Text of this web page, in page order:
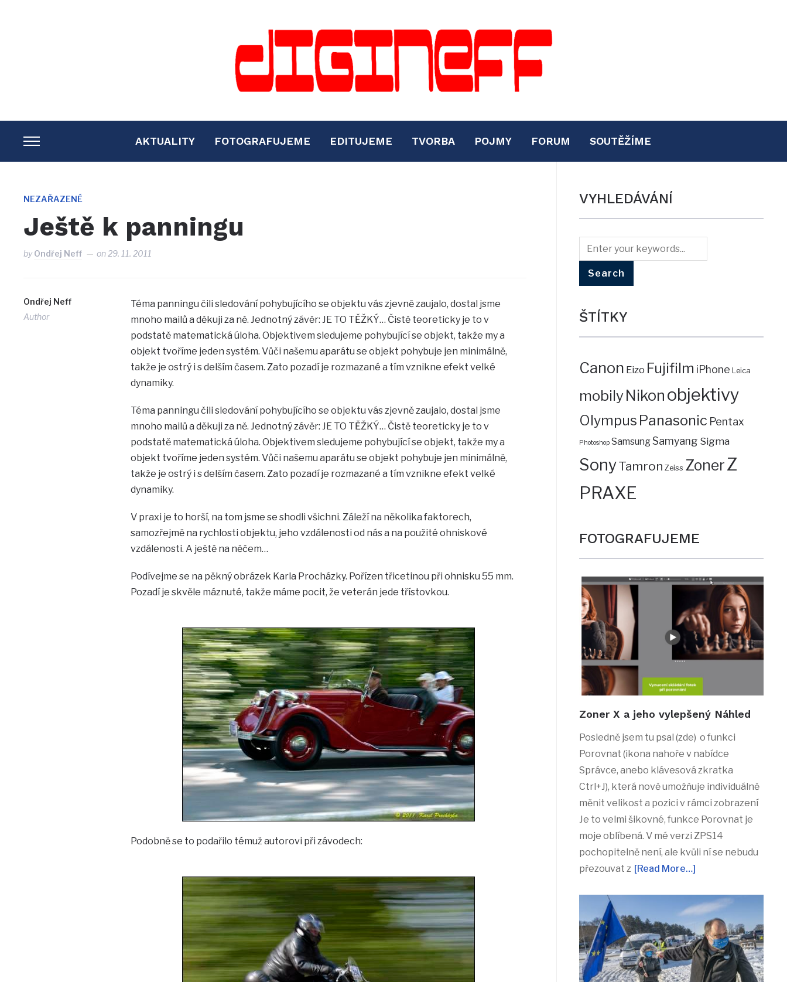
TOGGLE
SIDEBAR
NAVIGATION
AKTUALITY FOTOGRAFUJEME EDITUJEME TVORBA POJMY FORUM SOUTĚŽÍME
NEZAŘAZENÉ
Ještě k panningu
byOndřej Neff on29. 11. 2011
Ondřej Neff
Author
Téma panningu čili sledování pohybujícího se objektu vás zjevně zaujalo, dostal jsme
mnoho mailů a děkuji za ně. Jednotný závěr: JE TO TĚŽKÝ… Čistě teoreticky je to v
podstatě matematická úloha. Objektivem sledujeme pohybující se objekt, takže my a
objekt tvoříme jeden systém. Vůči našemu aparátu se objekt pohybuje jen minimálně,
takže je ostrý i s delším časem. Zato pozadí je rozmazané a tím vznikne efekt velké
dynamiky.
Téma panningu čili sledování pohybujícího se objektu vás zjevně zaujalo, dostal jsme
mnoho mailů a děkuji za ně. Jednotný závěr: JE TO TĚŽKÝ… Čistě teoreticky je to v
podstatě matematická úloha. Objektivem sledujeme pohybující se objekt, takže my a
objekt tvoříme jeden systém. Vůči našemu aparátu se objekt pohybuje jen minimálně,
takže je ostrý i s delším časem. Zato pozadí je rozmazané a tím vznikne efekt velké
dynamiky.
V praxi je to horší, na tom jsme se shodli všichni. Záleží na několika faktorech,
samozřejmě na rychlosti objektu, jeho vzdálenosti od nás a na použité ohniskové
vzdálenosti. A ještě na něčem…
Podívejme se na pěkný obrázek Karla Procházky. Pořízen třicetinou při ohnisku 55 mm.
Pozadí je skvěle máznuté, takže máme pocit, že veterán jede třístovkou.
Podobně se to podařilo témuž autorovi při závodech:
VYHLEDÁVÁNÍ
ŠTÍTKY
Canon Eizo Fujifilm iPhone Leica
mobilyNikon objektivy
Olympus Panasonic Pentax
Photoshop SamsungSamyang Sigma
SonyTamron Zeiss ZonerZ
PRAXE
FOTOGRAFUJEME
Zoner X a jeho vylepšený Náhled
Posledně jsem tu psal (zde) o funkci
Porovnat (ikona nahoře v nabídce
Správce, anebo klávesová zkratka
Ctrl+J), která nově umožňuje individuálně
měnit velikost a pozici v rámci zobrazení
Je to velmi šikovné, funkce Porovnat je
moje oblíbená. V mé verzi ZPS14
pochopitelně není, ale kvůli ní se nebudu
přezouvat z [Read More…]